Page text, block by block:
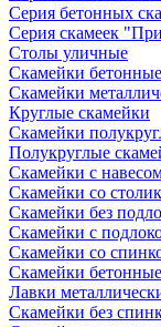
Серия бетонных
Серия скамеек
Столы уличные
Скамейки бетонные
Скамейки
Круглые скамейки
Скамейки
Полукруглые
Скамейки с
Скамейки со
Скамейки без
Скамейки с
Скамейки со
Скамейки
Лавки
Скамейки без